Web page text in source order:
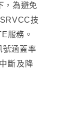
，為避免
技
服務。
號涵蓋率
斷及降